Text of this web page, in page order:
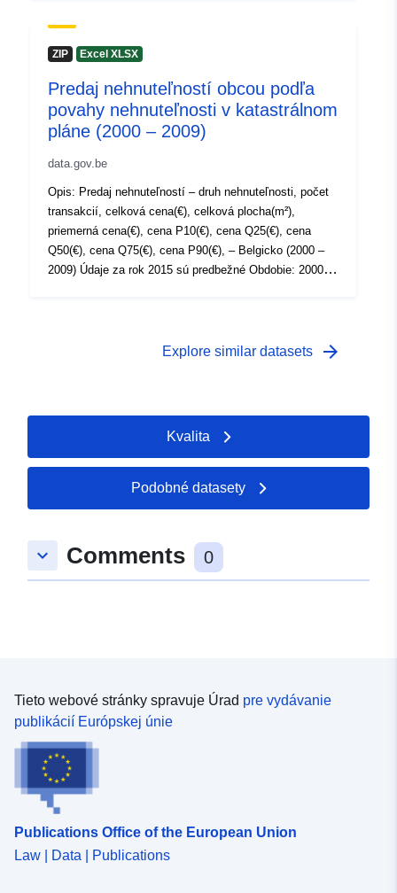
Časové pokrytie:
01 January 1973
- 31 December 2017
01 January 1973
01 January 1973
- 31 December 2017
ZIP Excel XLSX
Predaj nehnuteľností obcou podľa
povahy nehnuteľnosti v katastrálnom
pláne (2000 – 2009)
data.gov.be
Opis: Predaj nehnuteľností – druh nehnuteľnosti, počet
transakcií, celková cena(€), celková plocha(m²),
priemerná cena(€), cena P10(€), cena Q25(€), cena
Q50(€), cena Q75(€), cena P90(€), – Belgicko (2000 –
2009) Údaje za rok 2015 sú predbežné Obdobie: 2000-
Explore similar datasets arrow_forward
Kvalita
Podobné datasety
keyboard_arrow_down Comments 0
Tieto webové stránky spravuje Úrad pre vydávanie
publikácií Európskej únie
Publications Office of the European Union
Law | Data | Publications